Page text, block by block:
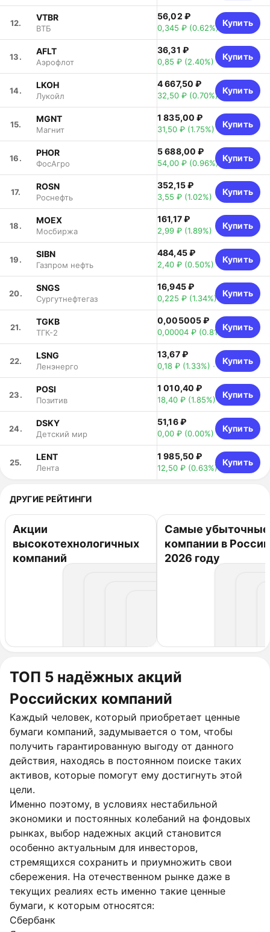
12.
VTBR
ВТБ
56,02 ₽
0,345 ₽ (0.62%)
Купить
13.
AFLT
Аэрофлот
36,31 ₽
0,85 ₽ (2.40%)
Купить
14.
LKOH
Лукойл
4 667,50 ₽
32,50 ₽ (0.70%)
Купить
15.
MGNT
Магнит
1 835,00 ₽
31,50 ₽ (1.75%)
Купить
16.
PHOR
ФосАгро
5 688,00 ₽
54,00 ₽ (0.96%)
Купить
17.
ROSN
Роснефть
352,15 ₽
3,55 ₽ (1.02%)
Купить
18.
MOEX
Мосбиржа
161,17 ₽
2,99 ₽ (1.89%)
Купить
19.
SIBN
Газпром нефть
484,45 ₽
2,40 ₽ (0.50%)
Купить
20.
SNGS
Сургутнефтегаз
16,945 ₽
0,225 ₽ (1.34%)
Купить
21.
TGKB
ТГК-2
0,005005 ₽
0,00004 ₽ (0.81%)
Купить
22.
LSNG
Ленэнерго
13,67 ₽
0,18 ₽ (1.33%)
Купить
23.
POSI
Позитив
1 010,40 ₽
18,40 ₽ (1.85%)
Купить
24.
DSKY
Детский мир
51,16 ₽
0,00 ₽ (0.00%)
Купить
25.
LENT
Лента
1 985,50 ₽
12,50 ₽ (0.63%)
Купить
ДРУГИЕ РЕЙТИНГИ
Акции
высокотехнологичных
компаний
Самые убыточные
компании в
2026 году
ТОП 5 надёжных акций
Российских компаний
Каждый человек, который приобретает ценные
бумаги компаний, задумывается о том, чтобы
получить гарантированную выгоду от данного
действия, находясь в постоянном поиске таких
активов, которые помогут ему достигнуть этой
цели.
Именно поэтому, в условиях нестабильной
экономики и постоянных колебаний на фондовых
рынках, выбор надежных акций становится
особенно актуальным для инвесторов,
стремящихся сохранить и приумножить свои
сбережения. На отечественном рынке даже в
текущих реалиях есть именно такие ценные
бумаги, к которым относятся:
Сбербанк